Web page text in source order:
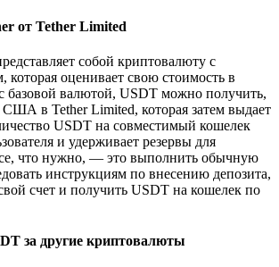
от Tether Limited
собой криптовалюту с
оценивает свою стоимость в
базовой валютой, USDT можно получить,
в Tether Limited, которая затем выдает
USDT на совместимый кошелек
и удерживает резервы для
что нужно, — это выполнить обычную
инструкциям по внесению депозита,
счет и получить USDT на кошелек по
за другие криптовалюты